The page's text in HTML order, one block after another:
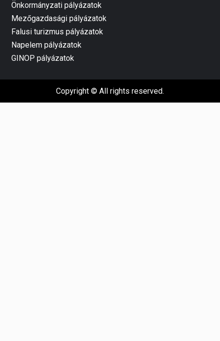
Önkormányzati pályázatok
Mezőgazdasági pályázatok
Falusi turizmus pályázatok
Napelem pályázatok
GINOP pályázatok
Copyright © All rights reserved.